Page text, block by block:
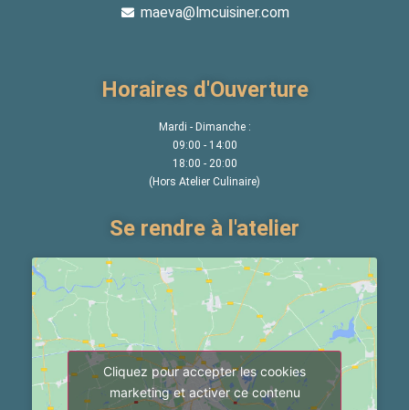
maeva@lmcuisiner.com
Horaires d'Ouverture
Mardi - Dimanche :
09:00 - 14:00
18:00 - 20:00
(Hors Atelier Culinaire)
Se rendre à l'atelier
Cliquez pour accepter les cookies
marketing et activer ce contenu